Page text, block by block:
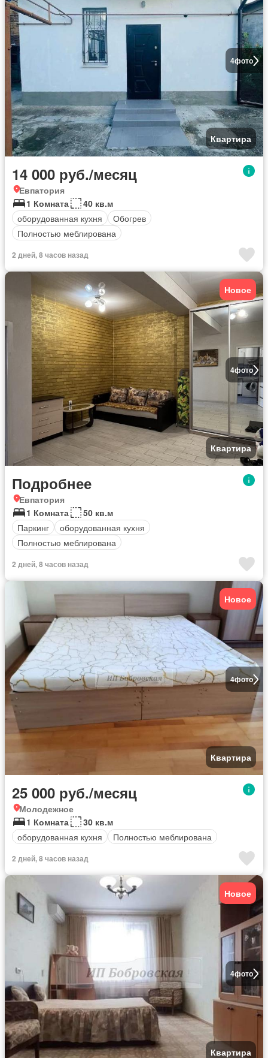
4фото
Квартира
14 000 руб./месяц
Евпатория
1 Комната
40 кв.м
оборудованная кухня
Обогрев
Полностью меблирована
2 дней, 8 часов назад
4фото
Новое
Квартира
Подробнее
Евпатория
1 Комната
50 кв.м
Паркинг
оборудованная кухня
Полностью меблирована
2 дней, 8 часов назад
4фото
Новое
Квартира
25 000 руб./месяц
Молодежное
1 Комната
30 кв.м
оборудованная кухня
Полностью меблирована
2 дней, 8 часов назад
4фото
Новое
Квартира